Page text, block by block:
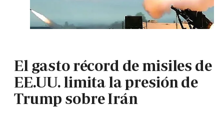
El gasto récord de misiles de
EE.UU. limita la presión de
Trump sobre Irán